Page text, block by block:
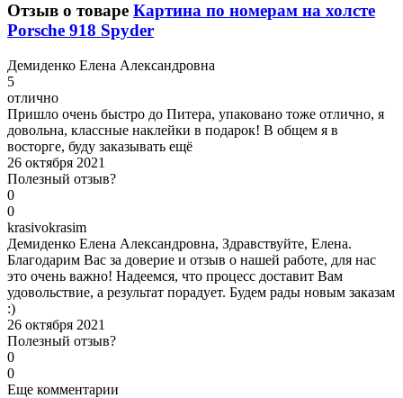
Отзыв о товаре Картина по номерам на холсте
Porsche 918 Spyder
Демиденко Елена Александровна
5
отлично
Пришло очень быстро до Питера, упаковано тоже отлично, я
довольна, классные наклейки в подарок! В общем я в
восторге, буду заказывать ещё
26 октября 2021
Полезный отзыв?
0
0
krasivokrasim
Демиденко Елена Александровна, Здравствуйте, Елена.
Благодарим Вас за доверие и отзыв о нашей работе, для нас
это очень важно! Надеемся, что процесс доставит Вам
удовольствие, а результат порадует. Будем рады новым заказам
:)
26 октября 2021
Полезный отзыв?
0
0
Еще комментарии